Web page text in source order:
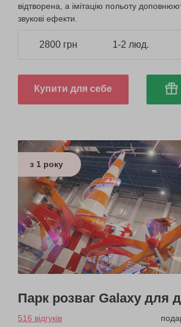
відтворена, а імітацію польоту
звукові ефекти.
2800 грн 1-2 люд.
Купити для себе
з 1 року
Парк розваг Galaxy для
516 відгуків